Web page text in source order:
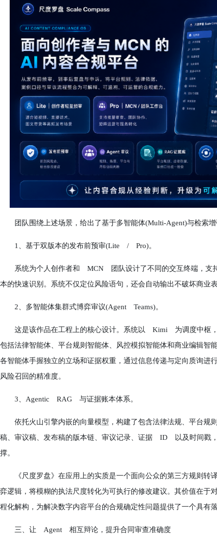
团队围绕上述场景，给出了基于多智能体(Multi-Agent)与检索增
1、基于双版本的发布前预审(Lite / Pro)。
系统为个人创作者和 MCN 团队设计了不同的交互终端，支
本的快速识别。系统不仅定位风险语句，还会自动输出不破坏商业
2、多智能体集群式博弈审议(Agent Teams)。
这是该作品在工程上的核心设计。系统以 Kimi 为调度中枢，
包括法律智能体、平台规则智能体、风控模拟智能体和商业编
各智能体手握独立的立场和证据权重，通过信息传递与定向质询进
风险召回的精准度。
3、Agentic RAG 与证据账本体系。
依托火山引擎内嵌的向量模型，构建了包含法律法规、平台规
稿、审议稿、发布稿的版本链、审议记录、证据 ID 以及时间戳
撑。
《尺度罗盘》在应用上的实质是一个面向公众的第三方规则转
弈逻辑，将模糊的执法尺度转化为可执行的修改建议。其价值在于
程化解构，为解决数字内容平台的合规确定性问题提供了一个具有
三、让 Agent 相互辩论，提升合同审查准确度